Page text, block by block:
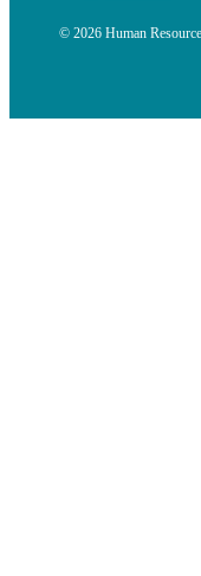
© 2026 Human